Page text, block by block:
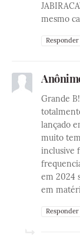
mesmo
Responder
Grande
lançado
muito
inclusive
em 2024
em
Responder